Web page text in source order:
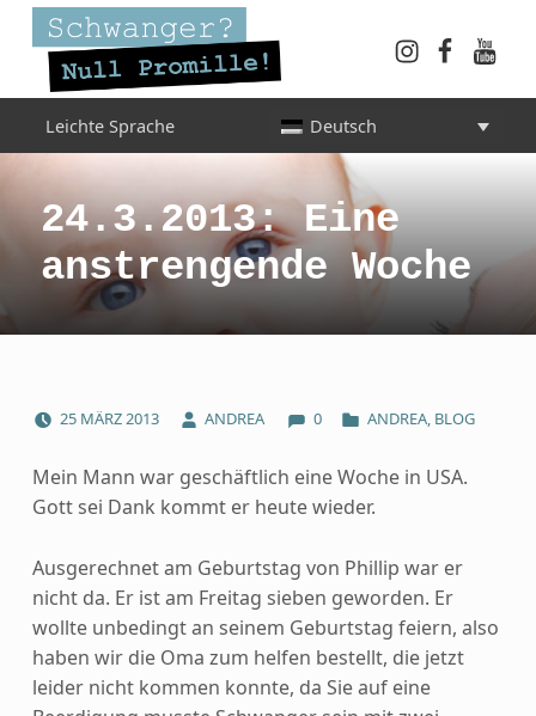
INFORMATIONEN FÜR SCHWANGERE, WERDENDE MÜTTER UND ALLE, DIE SIE IN DER SCHWANGERSCHAFT BEGLEITEN
Leichte Sprache Deutsch
24.3.2013: Eine
anstrengende Woche
25 MÄRZ2013 ANDREA 0 ANDREA, BLOG
Mein Mann war geschäftlich eine Woche in USA.
Gott sei Dank kommt er heute wieder.
Ausgerechnet am Geburtstag von Phillip war er
nicht da. Er ist am Freitag sieben geworden. Er
wollte unbedingt an seinem Geburtstag feiern, also
haben wir die Oma zum helfen bestellt, die jetzt
leider nicht kommen konnte, da Sie auf eine